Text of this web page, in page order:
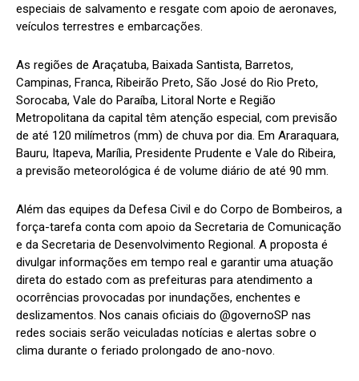
especiais de salvamento e resgate com apoio de aeronaves,
veículos terrestres e embarcações.
As regiões de Araçatuba, Baixada Santista, Barretos,
Campinas, Franca, Ribeirão Preto, São José do Rio Preto,
Sorocaba, Vale do Paraíba, Litoral Norte e Região
Metropolitana da capital têm atenção especial, com previsão
de até 120 milímetros (mm) de chuva por dia. Em Araraquara,
Bauru, Itapeva, Marília, Presidente Prudente e Vale do Ribeira,
a previsão meteorológica é de volume diário de até 90 mm.
Além das equipes da Defesa Civil e do Corpo de Bombeiros, a
força-tarefa conta com apoio da Secretaria de Comunicação
e da Secretaria de Desenvolvimento Regional. A proposta é
divulgar informações em tempo real e garantir uma atuação
direta do estado com as prefeituras para atendimento a
ocorrências provocadas por inundações, enchentes e
deslizamentos. Nos canais oficiais do @governoSP nas
redes sociais serão veiculadas notícias e alertas sobre o
clima durante o feriado prolongado de ano-novo.